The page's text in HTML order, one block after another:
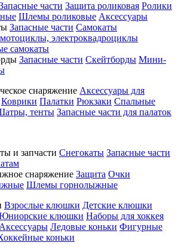
части Защита роликовая Ролики
Шлемы роликовые Аксессуары
Запасные части Самокаты
электроквадроциклы
самокаты
Запасные части Скейтборды Мини-
снаряжение Аксессуары для
Коврики Палатки Рюкзаки Спальные
тенты Запасные части для палаток
и запчасти Снегокаты Запасные части
снаряжение Защита Очки
Шлемы горнолыжные
Взрослые клюшки Детские клюшки
клюшки Наборы для хоккея
Аксессуары Ледовые коньки Фигурные
коньки